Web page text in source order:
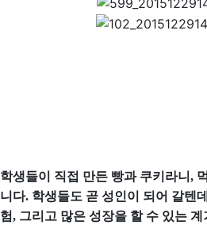
학생들이 직접 만든 빵과 쿠키라니,
니다. 학생들도 곧 성인이 되어 갈텐
험, 그리고 많은 성장을 할 수 있는